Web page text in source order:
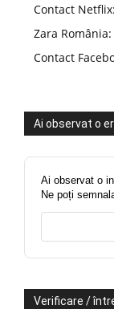
Contact
Zara
Contact
Ai observat o
Ai observat o
Ne poți
Verificare /